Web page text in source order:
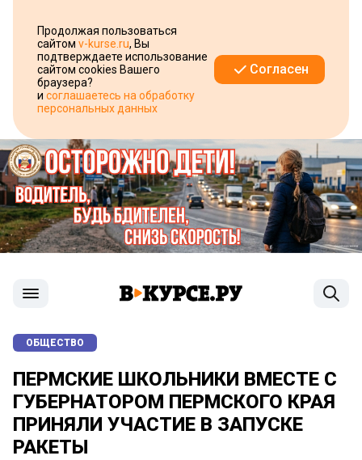
Продолжая пользоваться
сайтом v-kurse.ru, Вы
подтверждаете использование
сайтом cookies Вашего
браузера?
и соглашаетесь на обработку
персональных данных
Согласен
ОБЩЕСТВО
ПЕРМСКИЕ ШКОЛЬНИКИ ВМЕСТЕ С
ГУБЕРНАТОРОМ ПЕРМСКОГО КРАЯ
ПРИНЯЛИ УЧАСТИЕ В ЗАПУСКЕ
РАКЕТЫ